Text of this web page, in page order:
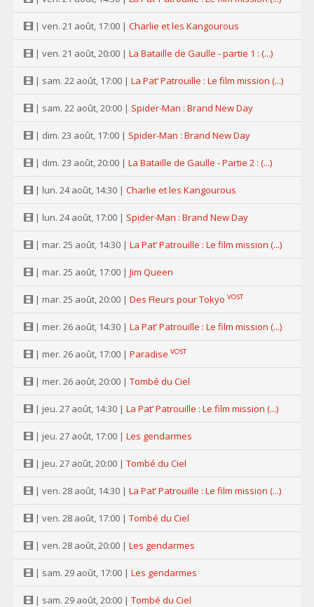
| ven. 21 août, 17:00 | Charlie et les Kangourous
| ven. 21 août, 20:00 | La Bataille de Gaulle - partie 1 : (...)
| sam. 22 août, 17:00 | La Pat’ Patrouille : Le film mission (...)
| sam. 22 août, 20:00 | Spider-Man : Brand New Day
| dim. 23 août, 17:00 | Spider-Man : Brand New Day
| dim. 23 août, 20:00 | La Bataille de Gaulle - Partie 2 : (...)
| lun. 24 août, 14:30 | Charlie et les Kangourous
| lun. 24 août, 17:00 | Spider-Man : Brand New Day
| mar. 25 août, 14:30 | La Pat’ Patrouille : Le film mission (...)
| mar. 25 août, 17:00 | Jim Queen
| mar. 25 août, 20:00 | Des Fleurs pour Tokyo VOST
| mer. 26 août, 14:30 | La Pat’ Patrouille : Le film mission (...)
| mer. 26 août, 17:00 | Paradise VOST
| mer. 26 août, 20:00 | Tombé du Ciel
| jeu. 27 août, 14:30 | La Pat’ Patrouille : Le film mission (...)
| jeu. 27 août, 17:00 | Les gendarmes
| jeu. 27 août, 20:00 | Tombé du Ciel
| ven. 28 août, 14:30 | La Pat’ Patrouille : Le film mission (...)
| ven. 28 août, 17:00 | Tombé du Ciel
| ven. 28 août, 20:00 | Les gendarmes
| sam. 29 août, 17:00 | Les gendarmes
| sam. 29 août, 20:00 | Tombé du Ciel